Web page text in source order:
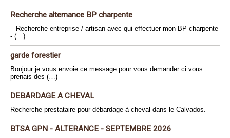
Recherche alternance BP charpente
– Recherche entreprise / artisan avec qui effectuer mon BP charpente
- (…)
garde forestier
Bonjour je vous envoie ce message pour vous demander ci vous
prenais des (…)
DEBARDAGE A CHEVAL
Recherche prestataire pour débardage à cheval dans le Calvados.
BTSA GPN - ALTERANCE - SEPTEMBRE 2026